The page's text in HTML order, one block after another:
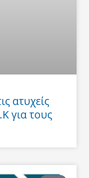
ατυχείς
για τους